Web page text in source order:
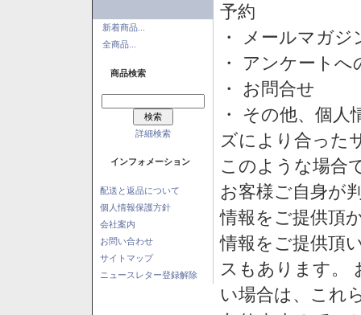
新着商品...
全商品...
商品検索
詳細検索
インフォメーション
配送と返品について
個人情報保護方針
会社案内
お問い合わせ
サイトマップ
ニュースレター登録解除
予約
・ メールマガ
・ アンケートへ
・ お問合せ
・ その他、個
ズにより合った
このような場合
お客様ご自身が
情報をご提供頂
情報をご提供頂
スもあります。
い場合は、これ